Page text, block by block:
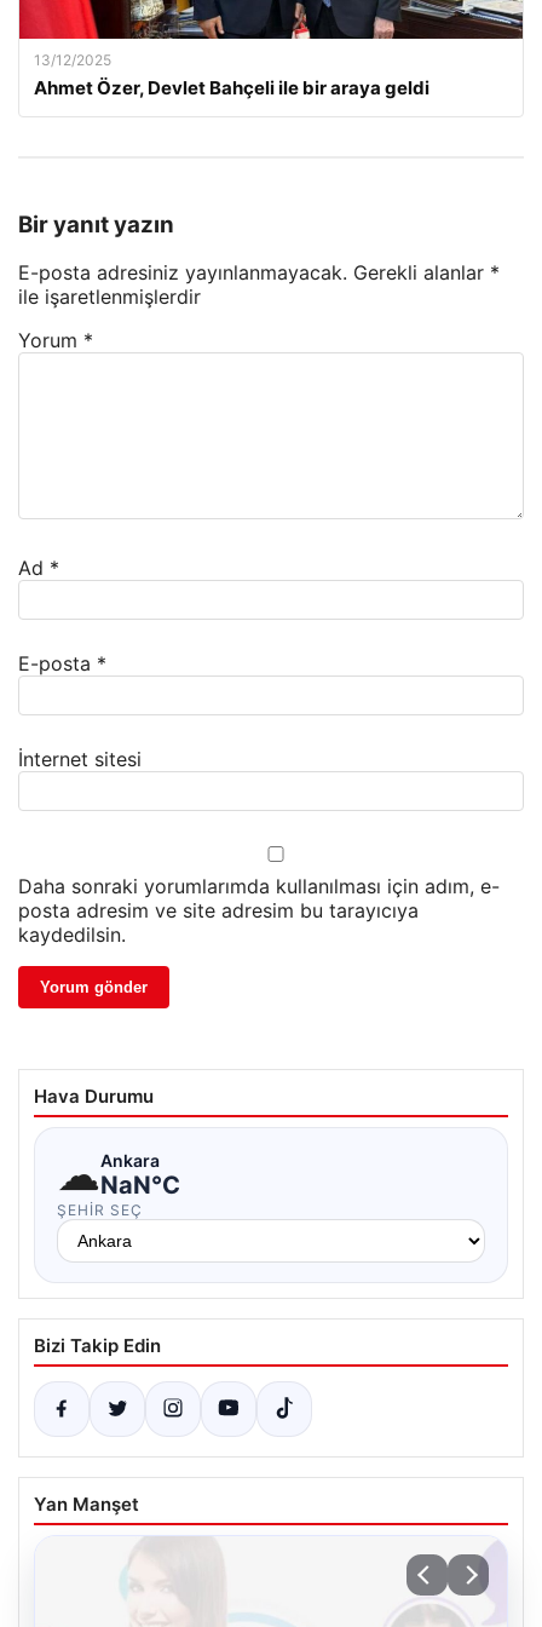
13/12/2025
Ahmet Özer, Devlet Bahçeli ile bir araya geldi
Bir yanıt yazın
E-posta adresiniz yayınlanmayacak. Gerekli alanlar *
ile işaretlenmişlerdir
Yorum *
Ad *
E-posta *
İnternet sitesi
Daha sonraki yorumlarımda kullanılması için adım, e-
posta adresim ve site adresim bu tarayıcıya
kaydedilsin.
Hava Durumu
☁Ankara
NaN°C
ŞEHIR SEÇ
Bizi Takip Edin
Yan Manşet